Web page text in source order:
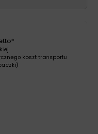
koszt transportu